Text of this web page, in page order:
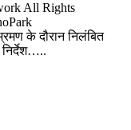
All Rights
के दौरान निलंबित